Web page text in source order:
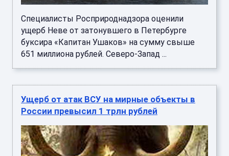
Специалисты Росприроднадзора оценили
ущерб Неве от затонувшего в Петербурге
буксира «Капитан Ушаков» на сумму свыше
651 миллиона рублей. Северо-Запад ...
Ущерб от атак ВСУ на мирные объекты в
России превысил 1 трлн рублей